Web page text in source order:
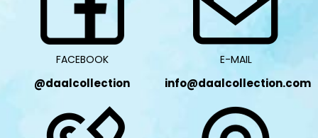
FACEBOOK
@daalcollection
E-MAIL
info@daalcollection.com